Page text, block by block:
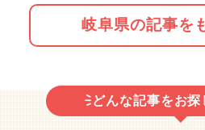
岐阜県の記事を
どんな記事をお探